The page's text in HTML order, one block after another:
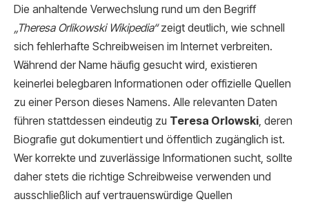
Die anhaltende Verwechslung rund um den Begriff
„Theresa Orlikowski Wikipedia“zeigt deutlich, wie schnell
sich fehlerhafte Schreibweisen im Internet verbreiten.
Während der Name häufig gesucht wird, existieren
keinerlei belegbaren Informationen oder offizielle Quellen
zu einer Person dieses Namens. Alle relevanten Daten
führen stattdessen eindeutig zu Teresa Orlowski , deren
Biografie gut dokumentiert und öffentlich zugänglich ist.
Wer korrekte und zuverlässige Informationen sucht, sollte
daher stets die richtige Schreibweise verwenden und
ausschließlich auf vertrauenswürdige Quellen